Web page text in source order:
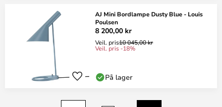
AJ Mini Bordlampe Dusty Blue - Louis
Poulsen
8 200,00 kr
Veil. pris10 045,00 kr
Veil. pris -18%
På lager